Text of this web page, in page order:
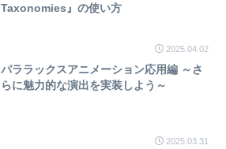
Taxonomies』の使い方
2025.04.02
パララックスアニメーション応用編 ～さ
らに魅力的な演出を実装しよう～
2025.03.31